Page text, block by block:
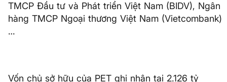
TMCP Đầu tư và Phát triển Việt Nam (BIDV), Ngân
hàng TMCP Ngoại thương Việt Nam (Vietcombank)
…
Vốn chủ sở hữu của PET ghi nhận tại 2.126 tỷ